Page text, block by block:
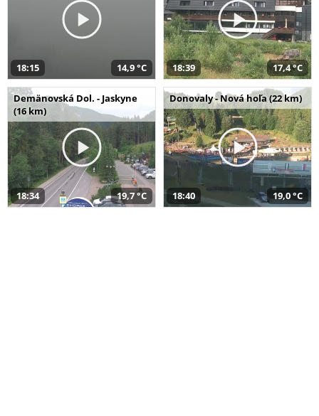
18:15 14,9 °C 18:39 17,4 °C
Demänovská Dol. - Jaskyne
(16 km)
18:34 19,7 °C
Donovaly - Nová hoľa (22 km)
18:40 19,0 °C